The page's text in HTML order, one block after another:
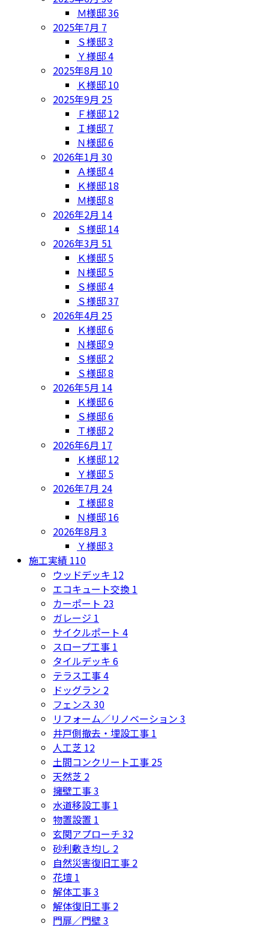
Ｍ様邸36
2025年7月 7
Ｓ様邸3
Ｙ様邸4
2025年8月 10
Ｋ様邸 10
2025年9月 25
Ｆ様邸 12
Ｉ様邸 7
Ｎ様邸6
2026年1月 30
Ａ様邸4
Ｋ様邸 18
Ｍ様邸8
2026年2月 14
Ｓ様邸 14
2026年3月 51
Ｋ様邸 5
Ｎ様邸 5
Ｓ様邸4
Ｓ様邸37
2026年4月 25
Ｋ様邸6
Ｎ様邸9
Ｓ様邸 2
Ｓ様邸8
2026年5月 14
Ｋ様邸6
Ｓ様邸6
Ｔ様邸 2
2026年6月 17
Ｋ様邸 12
Ｙ様邸 5
2026年7月 24
Ｉ様邸8
Ｎ様邸 16
2026年8月 3
Ｙ様邸3
施工実績 110
ウッドデッキ 12
エコキュート交換 1
カーポート 23
ガレージ 1
サイクルポート 4
スロープ工事 1
タイルデッキ 6
テラス工事4
ドッグラン 2
フェンス 30
リフォーム／リノベーション 3
井戸側撤去・埋設工事 1
人工芝 12
土間コンクリート工事 25
天然芝 2
擁壁工事3
水道移設工事 1
物置設置 1
玄関アプローチ 32
砂利敷き均し 2
自然災害復旧工事 2
花壇 1
解体工事3
解体復旧工事 2
門扉／門壁3